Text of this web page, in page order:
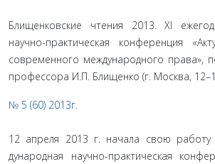
Блищенковские чтения 2013. XI
научно-практическая конференция
современного международного права»,
профессора И.П. Блищенко (г. Москва,
№ 5 (60) 2013г.
12 апреля 2013 г. начала свою
дународная научно-практическая